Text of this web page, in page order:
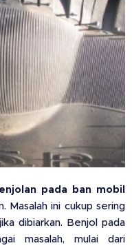
pada ban mobil
Masalah ini cukup sering
dibiarkan. Benjol pada
masalah, mulai dari